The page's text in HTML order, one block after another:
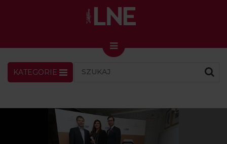
LNENEWS
KONGRES I TARGI
Skin Master w Warszawie
49. edycja w Krakowie
KATEGORIE